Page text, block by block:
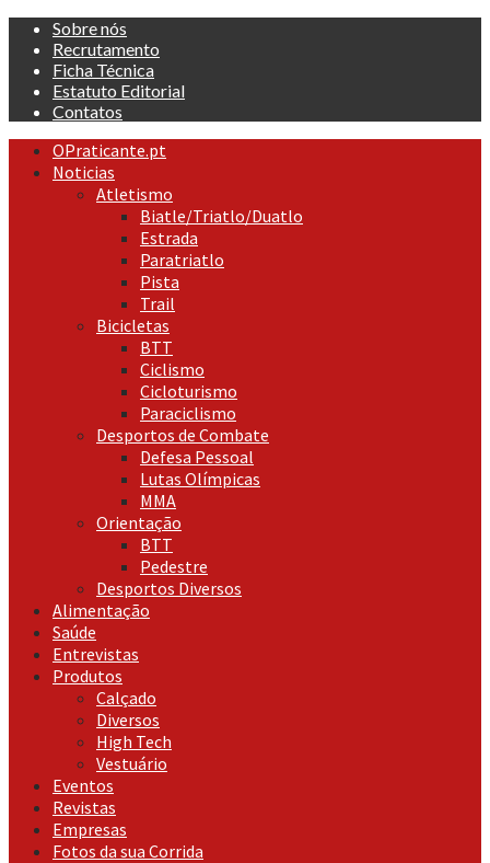
Skip
content
Sobre nós
Recrutamento
Ficha Técnica
Estatuto Editorial
Contatos
Primary
Menu
OPraticante.pt
Noticias
Atletismo
Biatle/Triatlo/Duatlo
Estrada
Paratriatlo
Pista
Trail
Bicicletas
BTT
Ciclismo
Cicloturismo
Paraciclismo
Desportos de Combate
Defesa Pessoal
Lutas Olímpicas
MMA
Orientação
BTT
Pedestre
Desportos Diversos
Alimentação
Saúde
Entrevistas
Produtos
Calçado
Diversos
High Tech
Vestuário
Eventos
Revistas
Empresas
Fotos da sua Corrida